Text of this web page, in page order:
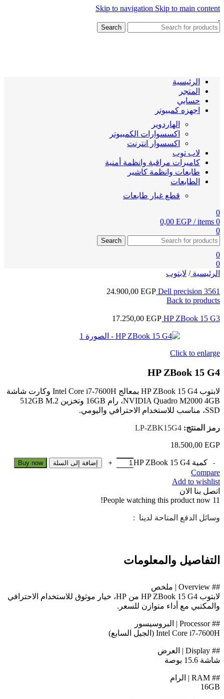
Skip to navigation Skip to main content
Search
الرئيسية
المتجر
حسابي
اجهزه كمبيوتر
الهاردوير
اكسسوارات الكمبيوتر
اكسسوار انترنت
لاب توب
كاميرات مراقبة وانظمة أمنية
طابعات وانظمة كاشير
الطابعات
قطع غيار طابعات
0
0
items
/
0,00 EGP
0
Search
0
0
الرئيسية/ لابتوب
Dell precision 3561
24.900,00 EGP
Back to products
HP ZBook 15 G3
17.250,00 EGP
Click to enlarge
HP ZBook 15 G4
لابتوب HP ZBook 15 G4 بمعالج Intel Core i7-7600H وكارت شاشة
NVIDIA Quadro M2000 4GB، رام 16GB وتخزين 512GB M.2
SSD، مناسب للاستخدام الاحترافي واليومي.
رمز المنتج: LP-ZBK15G4
18.500,00 EGP
كمية HP ZBook 15 G4 إضافة إلى السلة Buy now
Compare
Add to wishlist
اتصل بنا الان
11
People watching this product now!
وسائل الدفع المتاحة لدينا :
التفاصيل والمعلومات
## Overview | ملخص
لابتوب HP ZBook 15 G4 من HP، خيار موثوق للاستخدام الاحترافي
والمكتبي مع أداء متوازن للسعر.
## Processor | البروسيسور
Intel Core i7-7600H (الجيل السابع)
## Display | العرض
شاشة 15.6 بوصة
## RAM | الرام
16GB